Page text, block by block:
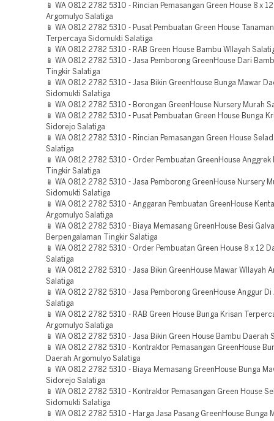
📱 WA 0812 2782 5310 - Rincian Pemasangan Green House 8 x
Argomulyo Salatiga
📱 WA 0812 2782 5310 - Pusat Pembuatan Green House
Terpercaya Sidomukti Salatiga
📱 WA 0812 2782 5310 - RAB Green House Bambu WIlayah
📱 WA 0812 2782 5310 - Jasa Pemborong GreenHouse Dari
Tingkir Salatiga
📱 WA 0812 2782 5310 - Jasa Bikin GreenHouse Bunga Mawar
Sidomukti Salatiga
📱 WA 0812 2782 5310 - Borongan GreenHouse Nursery Murah
📱 WA 0812 2782 5310 - Pusat Pembuatan Green House Bunga
Sidorejo Salatiga
📱 WA 0812 2782 5310 - Rincian Pemasangan Green House
Salatiga
📱 WA 0812 2782 5310 - Order Pembuatan GreenHouse Anggrek
Tingkir Salatiga
📱 WA 0812 2782 5310 - Jasa Pemborong GreenHouse Nursery
Sidomukti Salatiga
📱 WA 0812 2782 5310 - Anggaran Pembuatan GreenHouse
Argomulyo Salatiga
📱 WA 0812 2782 5310 - Biaya Memasang GreenHouse Besi
Berpengalaman Tingkir Salatiga
📱 WA 0812 2782 5310 - Order Pembuatan Green House 8 x 12
Salatiga
📱 WA 0812 2782 5310 - Jasa Bikin GreenHouse Mawar WIlayah
Salatiga
📱 WA 0812 2782 5310 - Jasa Pemborong GreenHouse Anggur
Salatiga
📱 WA 0812 2782 5310 - RAB Green House Bunga Krisan
Argomulyo Salatiga
📱 WA 0812 2782 5310 - Jasa Bikin Green House Bambu Daerah
📱 WA 0812 2782 5310 - Kontraktor Pemasangan GreenHouse
Daerah Argomulyo Salatiga
📱 WA 0812 2782 5310 - Biaya Memasang GreenHouse Bunga
Sidorejo Salatiga
📱 WA 0812 2782 5310 - Kontraktor Pemasangan Green House
Sidomukti Salatiga
📱 WA 0812 2782 5310 - Harga Jasa Pasang GreenHouse Bunga